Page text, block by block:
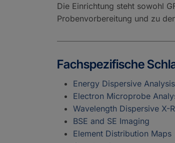
Die Einrichtung steht sowohl
Probenvorbereitung und zu
Fachspezifische
Energy Dispersive
Electron Microprobe
Wavelength Dispersive X-
BSE and SE Imaging
Element Distribution Maps